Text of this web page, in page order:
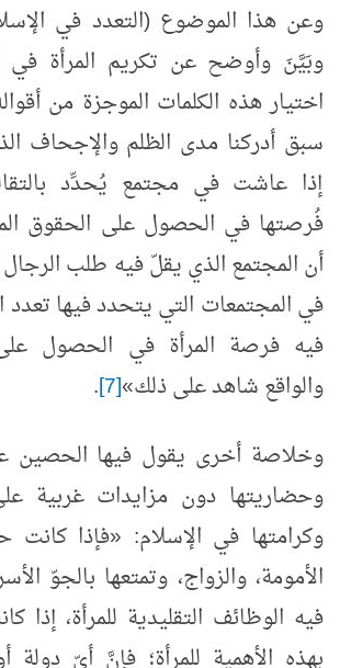
وعن هذا الموضوع (التعدد في
وبَيَّنَ وأوضح عن تكريم المرأة في
اختيار هذه الكلمات الموجزة من
سبق أدركنا مدى الظلم والإجحاف
إذا عاشت في مجتمع يُحدِّد
فُرصتها في الحصول على الحقوق
أن المجتمع الذي يقلّ فيه طلب
في المجتمعات التي يتحدد فيها
فيه فرصة المرأة في الحصول
والواقع شاهد على ذلك»[7]
.
وخلاصة أخرى يقول فيها الحصين
وحضاريتها دون مزايدات غربية
وكرامتها في الإسلام: «فإذا كانت
الأمومة، والزواج، وتمتعها بالجوّ
فيه الوظائف التقليدية للمرأة، إذا
بهذه الأهمية للمرأة؛ فإنَّ أيّ